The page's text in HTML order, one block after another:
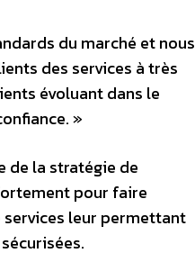
du marché et nous
des services à très
évoluant dans le
»
de la stratégie de
pour faire
leur permettant